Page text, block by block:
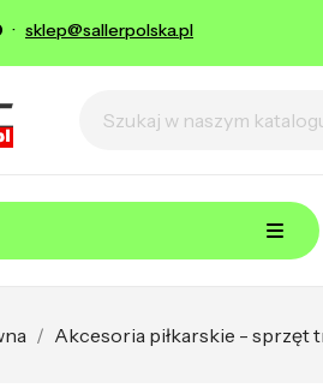
· sklep@sallerpolska.pl
Akcesoria piłkarskie - sprzęt